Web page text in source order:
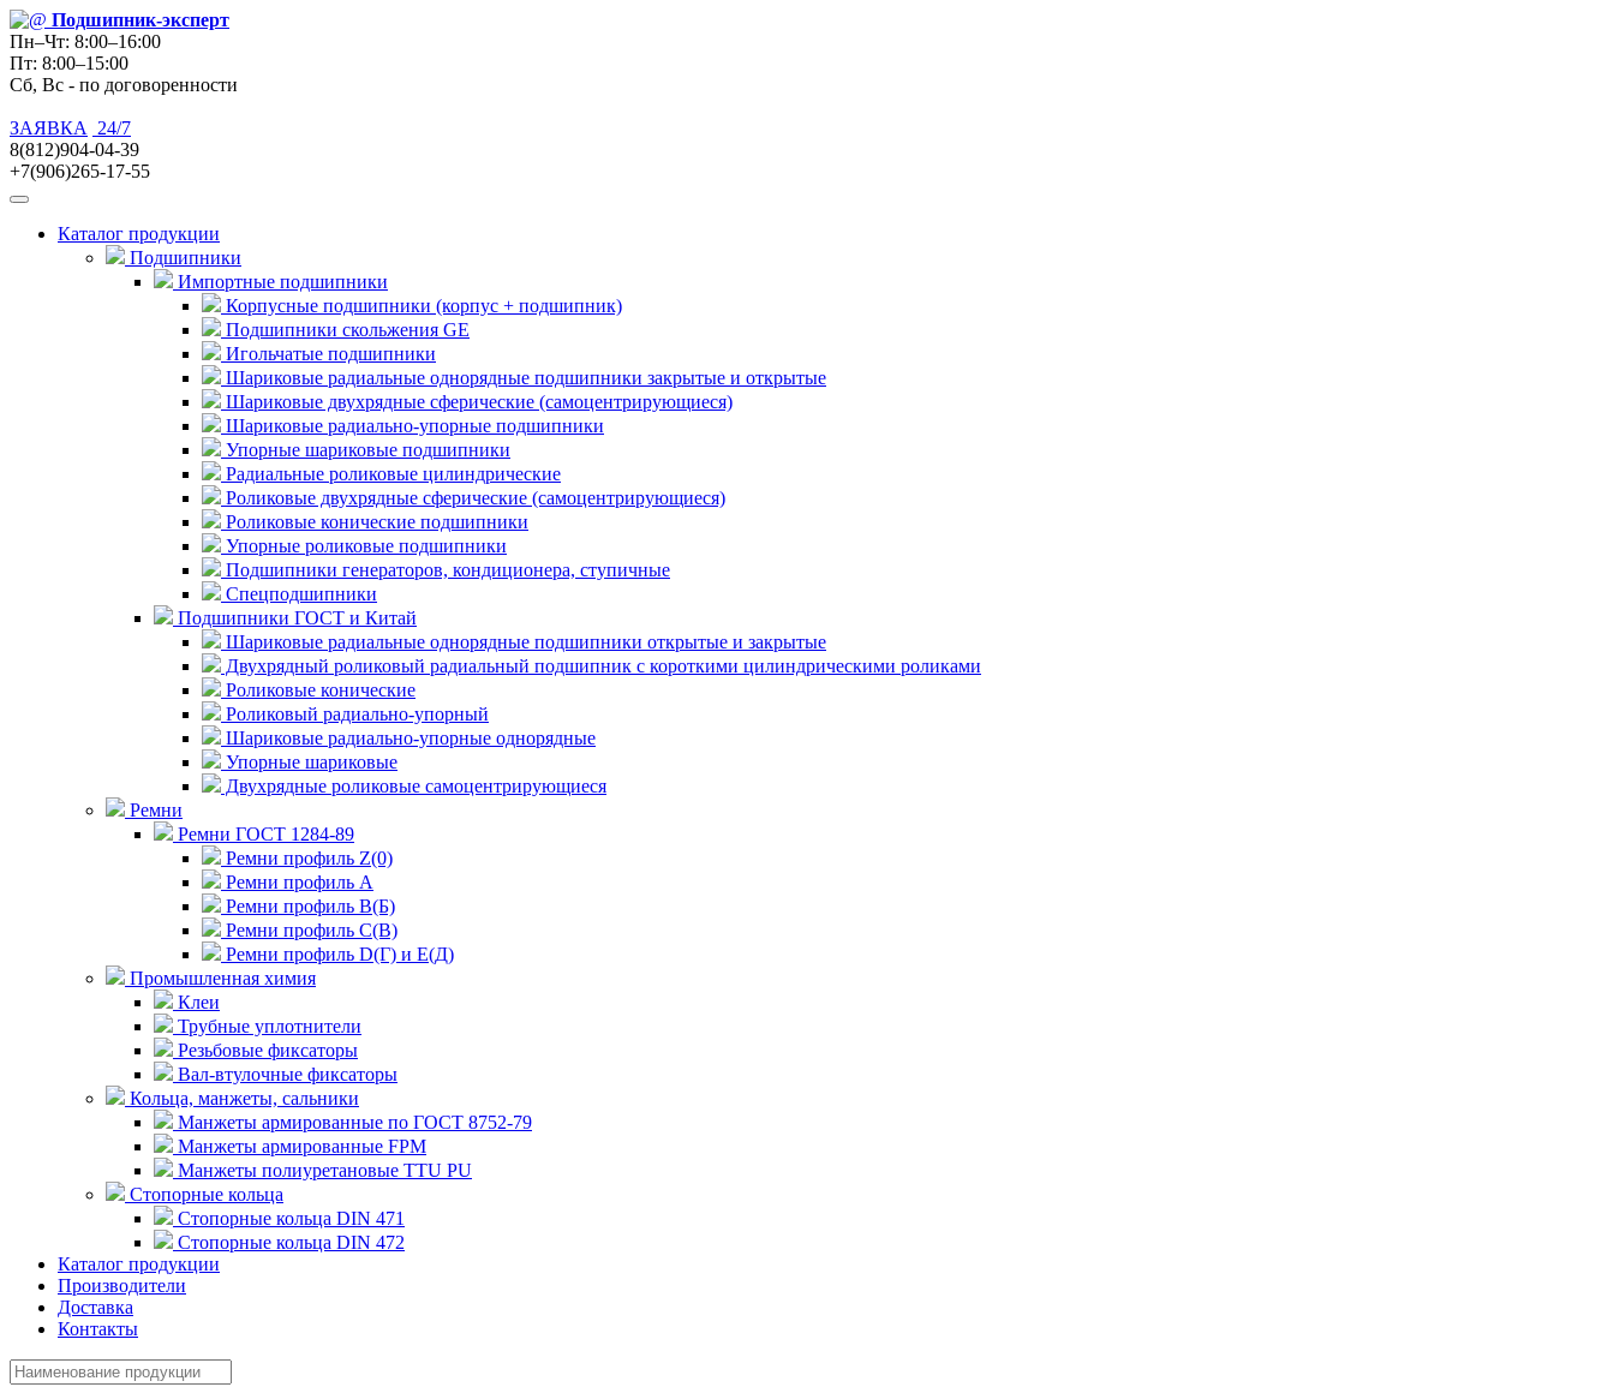
Подшипник-эксперт
Пн–Чт: 8:00–16:00
Пт: 8:00–15:00
Сб, Вс - по договоренности
ЗАЯВКА
24/7
8(812)904-04-39
+7(906)265-17-55
Каталог продукции
Подшипники
Импортные подшипники
Корпусные подшипники (корпус + подшипник)
Подшипники скольжения GE
Игольчатые подшипники
Шариковые радиальные однорядные подшипники закрытые и открытые
Шариковые двухрядные сферические (самоцентрирующиеся)
Шариковые радиально-упорные подшипники
Упорные шариковые подшипники
Радиальные роликовые цилиндрические
Роликовые двухрядные сферические (самоцентрирующиеся)
Роликовые конические подшипники
Упорные роликовые подшипники
Подшипники генераторов, кондиционера, ступичные
Спецподшипники
Подшипники ГОСТ и Китай
Шариковые радиальные однорядные подшипники открытые и закрытые
Двухрядный роликовый радиальный подшипник с короткими цилиндрическими роликами
Роликовые конические
Роликовый радиально-упорный
Шариковые радиально-упорные однорядные
Упорные шариковые
Двухрядные роликовые самоцентрирующиеся
Ремни
Ремни ГОСТ 1284-89
Ремни профиль Z(0)
Ремни профиль А
Ремни профиль В(Б)
Ремни профиль С(В)
Ремни профиль D(Г) и E(Д)
Промышленная химия
Клеи
Трубные уплотнители
Резьбовые фиксаторы
Вал-втулочные фиксаторы
Кольца, манжеты, сальники
Манжеты армированные по ГОСТ 8752-79
Манжеты армированные FPM
Манжеты полиуретановые TTU PU
Стопорные кольца
Стопорные кольца DIN 471
Стопорные кольца DIN 472
Каталог продукции
Производители
Доставка
Контакты